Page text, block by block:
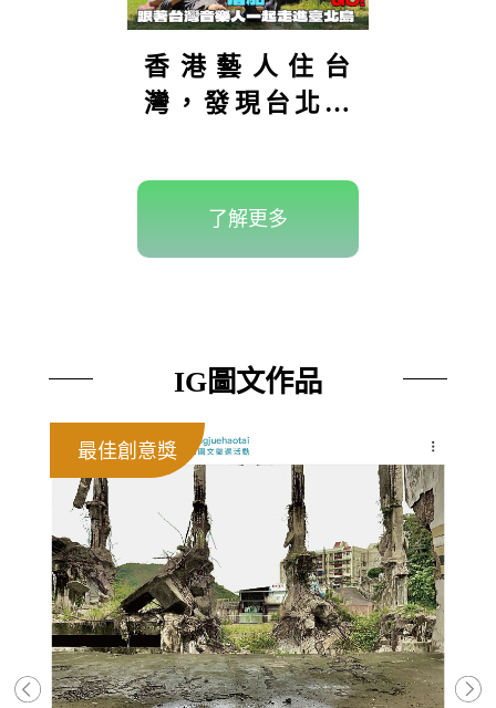
香港藝人住台
灣，發現台北有
島」？！島上還
可以射箭！到底
了解更多
IG圖文作品
最佳創意獎